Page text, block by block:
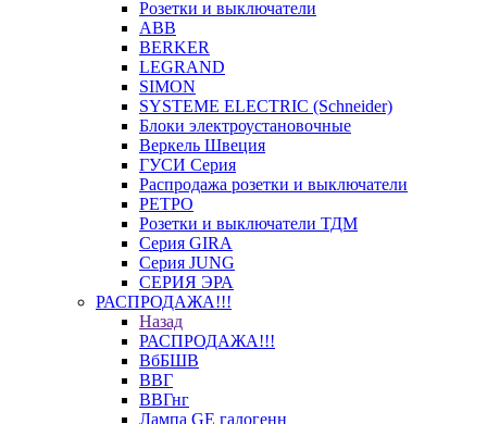
Розетки и выключатели
ABB
BERKER
LEGRAND
SIMON
SYSTEME ELECTRIC (Schneider)
Блоки электроустановочные
Веркель Швеция
ГУСИ Серия
Распродажа розетки и выключатели
РЕТРО
Розетки и выключатели ТДМ
Серия GIRA
Серия JUNG
СЕРИЯ ЭРА
РАСПРОДАЖА!!!
Назад
РАСПРОДАЖА!!!
ВбБШВ
ВВГ
ВВГнг
Лампа GE галогенн